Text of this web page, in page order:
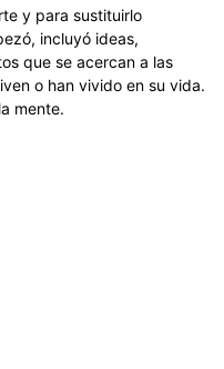
y para sustituirlo
incluyó ideas,
que se acercan a las
o han vivido en su vida.
mente.